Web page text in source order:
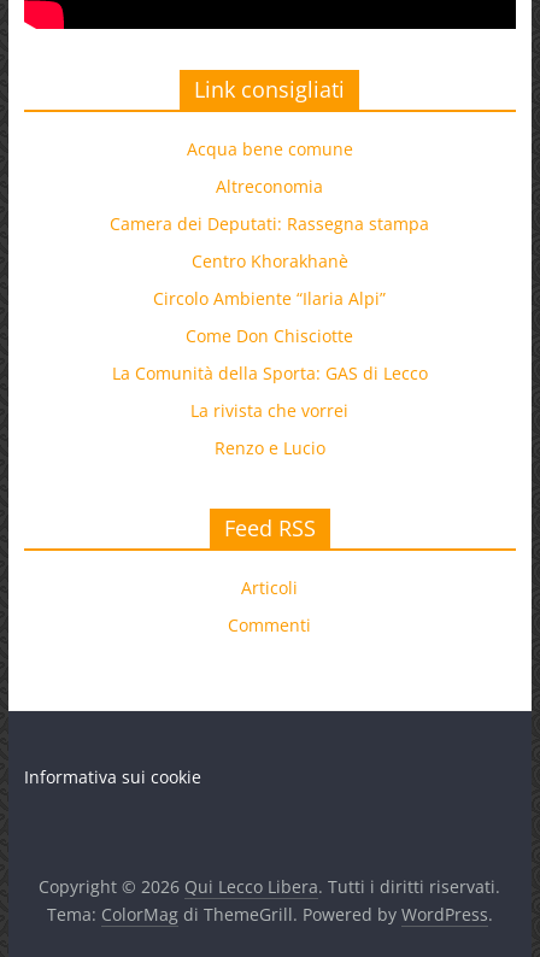
Link consigliati
Acqua bene comune
Altreconomia
Camera dei Deputati: Rassegna stampa
Centro Khorakhanè
Circolo Ambiente “Ilaria Alpi”
Come Don Chisciotte
La Comunità della Sporta: GAS di Lecco
La rivista che vorrei
Renzo e Lucio
Feed RSS
Articoli
Commenti
Informativa sui cookie
Copyright © 2026 Qui Lecco Libera. Tutti i diritti riservati.
Tema: ColorMagdi ThemeGrill. Powered by WordPress.